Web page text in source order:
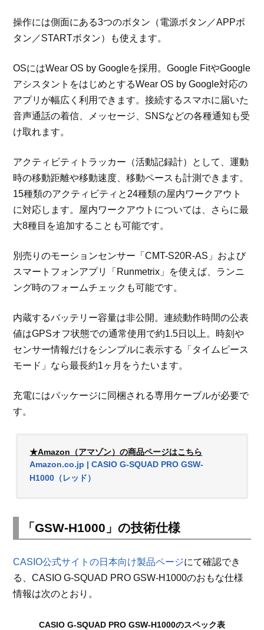
操作には側面にある3つのボタン（電源ボタン／APPボ
タン／STARTボタン）も使えます。
OSにはWear OS by Googleを採用。Google FitやGoogle
アシスタントをはじめとするWear OS by Google対応の
アプリが幅広く利用できます。接続するスマホに届いた
音声通話の着信、メッセージ、SNSなどの各種通知も受
け取れます。
アクティビティトラッカー（活動記録計）として、運動
時の移動距離や移動速度、移動ペースも計測できます。
15種類のアクティビティと24種類の屋内ワークアウト
に対応します。屋内ワークアウトについては、さらに最
大8種目を追加することも可能です。
別売りのモーションセンサー「CMT-S20R-AS」および
スマートフォンアプリ「Runmetrix」を使えば、ランニ
ング時のフォームチェックも可能です。
内蔵するバッテリー容量は非公開。連続動作時間の公表
値はGPSオフ状態での通常使用で約1.5日以上。時刻や
センサー情報だけをシンプルに表示する「タイムピース
モード」なら最長約1ヶ月をうたいます。
充電にはパッケージに同梱される専用ケーブルが必要で
す。
★Amazon（アマゾン）の商品ページはこちら
Amazon.co.jp | CASIO G-SQUAD PRO GSW-
H1000（レッド）
「GSW-H1000」の技術仕様
CASIO公式サイトの日本向け製品ページにて確認でき
る、CASIO G-SQUAD PRO GSW-H1000のおもな仕様
情報は次のとおり。
CASIO G-SQUAD PRO GSW-H1000のスペック表